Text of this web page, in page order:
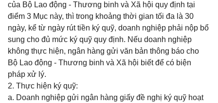
của Bộ Lao động - Thương binh và Xã hội quy định tại
điểm 3 Mục này, thì trong khoảng thời gian tối đa là 30
ngày, kể từ ngày rút tiền ký quỹ, doanh nghiệp phải nộp bổ
sung cho đủ mức ký quỹ quy định. Nếu doanh nghiệp
không thực hiện, ngân hàng gửi văn bản thông báo cho
Bộ Lao động - Thương binh và Xã hội biết để có biện
pháp xử lý.
2. Thực hiện ký quỹ:
a. Doanh nghiệp gửi ngân hàng giấy đề nghị ký quỹ hoạt